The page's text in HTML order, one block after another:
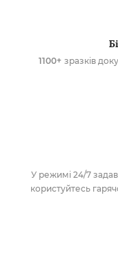
1100+ зразків
У режимі 24/7
користуйтесь